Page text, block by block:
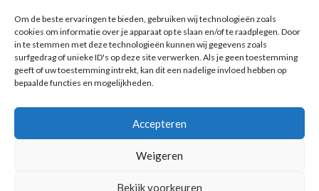
Om de beste ervaringen te bieden, gebruiken wij technologieën zoals
cookies om informatie over je apparaat op te slaan en/of te raadplegen. Door
in te stemmen met deze technologieën kunnen wij gegevens zoals
surfgedrag of unieke ID's op deze site verwerken. Als je geen toestemming
geeft of uw toestemming intrekt, kan dit een nadelige invloed hebben op
bepaalde functies en mogelijkheden.
Accepteren
Weigeren
Bekijk voorkeuren
Zoeken op deze site